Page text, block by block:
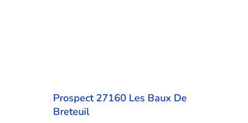
Prospect 27160 Les Baux De
Breteuil